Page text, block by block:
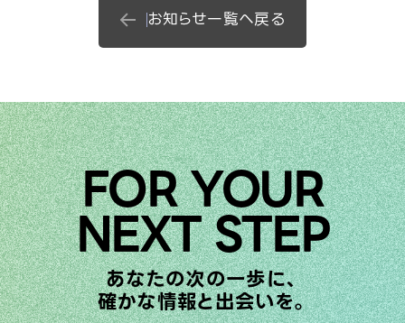
お知らせ一覧へ戻る
FOR YOUR
NEXT STEP
あなたの次の一歩に、
確かな情報と出会いを。